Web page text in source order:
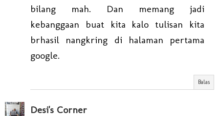
bilang mah. Dan memang jadi
kebanggaan buat kita kalo tulisan kita
brhasil nangkring di halaman pertama
google.
Balas
Desi's Corner